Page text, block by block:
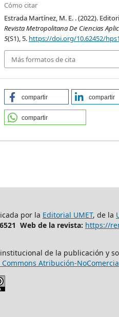
Cómo citar
Estrada Martínez, M. E. . (2022).
Revista Metropolitana De Ciencias
5(S1), 5. https://doi.org/10.62452/
Más formatos de cita
compartir compartir
compartir
por la Editorial UMET, de la
Web de la revista: https://
de la publicación y
Commons Atribución-